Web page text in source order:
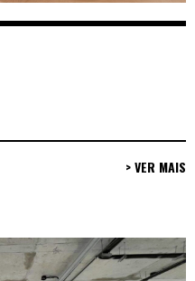
> VER MAIS